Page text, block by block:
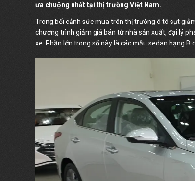
ưa chuộng nhất tại thị trường Việt Nam.
Trong bối cảnh sức mua trên thị trường ô tô sụt
chương trình giảm giá bán từ nhà sản xuất, đại lý
xe. Phần lớn trong số này là các mẫu sedan hạng B